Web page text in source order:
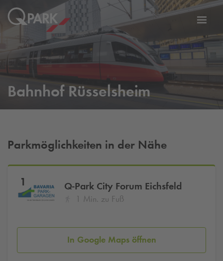
Zur
Bahnhof Rüsselsheim
Parkmöglichkeiten in der Nähe
1 Q-Park City Forum Eichsfeld
1 Min. zu Fuß
In Google Maps öffnen